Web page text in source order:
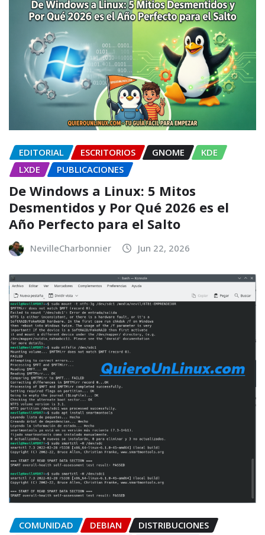
EDITORIAL ESCRITORIOS GNOME
KDE
LXDE
PUBLICACIONES
De Windows a Linux: 5 Mitos
Desmentidos y Por Qué 2026 es el
Año Perfecto para el Salto
NevilleCharbonnier Jun 22, 2026
COMUNIDAD DEBIAN
DISTRIBUCIONES